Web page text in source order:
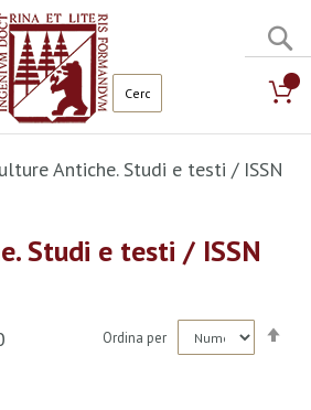
Antiche. Studi e testi / ISSN
Studi e testi / ISSN
Ordina per